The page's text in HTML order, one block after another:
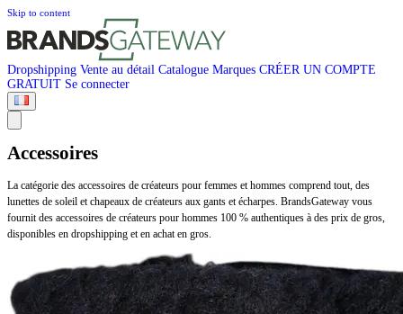
Skip to content
Dropshipping Vente au détail Catalogue Marques CRÉER UN COMPTE
GRATUIT Se connecter
Accessoires
La catégorie des accessoires de créateurs pour femmes et hommes comprend tout, des
lunettes de soleil et chapeaux de créateurs aux gants et écharpes. BrandsGateway vous
fournit des accessoires de créateurs pour hommes 100 % authentiques à des prix de gros,
disponibles en dropshipping et en achat en gros.